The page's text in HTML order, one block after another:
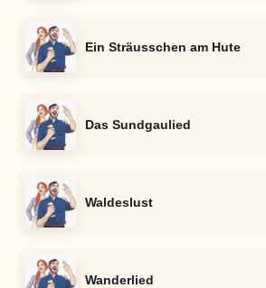
Ein Sträusschen am Hute
Das Sundgaulied
Waldeslust
Wanderlied